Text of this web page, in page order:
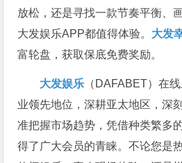
放松，还是寻找一款节奏平衡、
大发娱乐APP都值得体验。 大发
富轮盘，获取保底免费奖励。
大发娱乐 （DAFABET）在
业领先地位，深耕亚太地区，深
准把握市场趋势，凭借种类繁多
得了广大会员的青睐。不论您是